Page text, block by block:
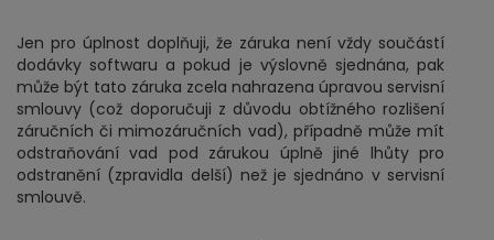
Jen pro úplnost doplňuji, že záruka není vždy součástí
dodávky softwaru a pokud je výslovně sjednána, pak
může být tato záruka zcela nahrazena úpravou servisní
smlouvy (což doporučuji z důvodu obtížného rozlišení
záručních či mimozáručních vad), případně může mít
odstraňování vad pod zárukou úplně jiné lhůty pro
odstranění (zpravidla delší) než je sjednáno v servisní
smlouvě.